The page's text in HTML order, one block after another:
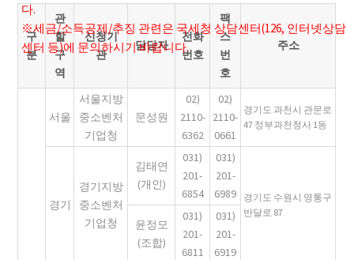
다.
※세금/소득공제/추징 관련은 국세청 상담센터(126, 인터넷상담
센터 등)에 문의하시기 바랍니다.
구
분
관
할
구
역
신청기
관
담당자
전화
번호
팩
스
번
호
주소
서울
서울지방
중소벤처
기업청
문성원
02)
2110-
6362
02)
2110-
0661
경기도 과천시 관문로
47 정부과천청사 1동
경기
경기지방
중소벤처
기업청
김태연
(개인)
031)
201-
6854
031)
201-
6989
경기도 수원시 영통구
반달로 87
윤정모
(조합)
031)
201-
6811
031)
201-
6919